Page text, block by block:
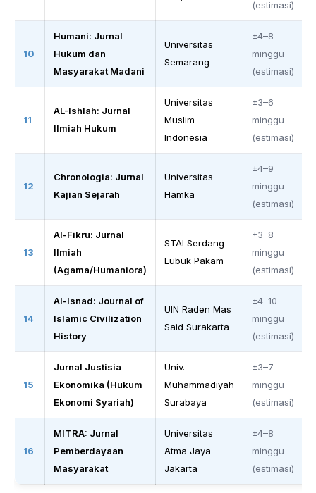
(estimasi)
10
Humani: Jurnal
Hukum dan
Masyarakat Madani
Universitas
Semarang
±4–8
minggu
(estimasi)
11
AL-Ishlah: Jurnal
Ilmiah Hukum
Universitas
Muslim
Indonesia
±3–6
minggu
(estimasi)
12
Chronologia: Jurnal
Kajian Sejarah
Universitas
Hamka
±4–9
minggu
(estimasi)
13
Al-Fikru: Jurnal
Ilmiah
(Agama/Humaniora)
STAI Serdang
Lubuk Pakam
±3–8
minggu
(estimasi)
14
Al-Isnad: Journal of
Islamic Civilization
History
UIN Raden Mas
Said Surakarta
±4–10
minggu
(estimasi)
15
Jurnal Justisia
Ekonomika (Hukum
Ekonomi Syariah)
Univ.
Muhammadiyah
Surabaya
±3–7
minggu
(estimasi)
16
MITRA: Jurnal
Pemberdayaan
Masyarakat
Universitas
Atma Jaya
Jakarta
±4–8
minggu
(estimasi)